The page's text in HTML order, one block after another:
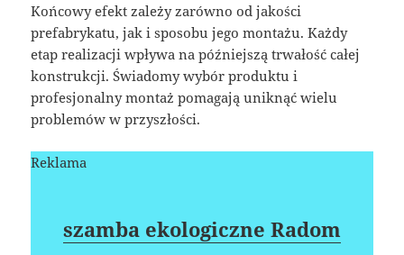
Końcowy efekt zależy zarówno od jakości
prefabrykatu, jak i sposobu jego montażu. Każdy
etap realizacji wpływa na późniejszą trwałość całej
konstrukcji. Świadomy wybór produktu i
profesjonalny montaż pomagają uniknąć wielu
problemów w przyszłości.
Reklama
szamba ekologiczne Radom